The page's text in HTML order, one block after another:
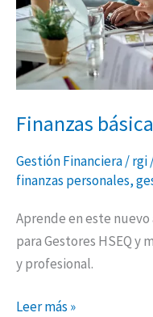
Finanzas
Gestión Financiera/rgi
finanzas personales,
Aprende en este
para Gestores HSEQ y
y profesional.
Leer más »